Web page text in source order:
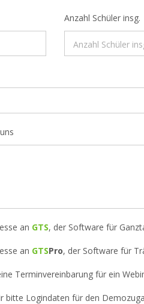
Anzahl Schüler insg.
an GTS, der Software für
an GTSPro, der Software für
Terminvereinbarung für ein
bitte Logindaten für den